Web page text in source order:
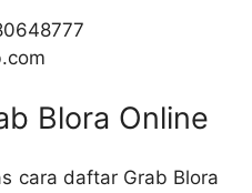
Blora Online
cara daftar Grab Blora